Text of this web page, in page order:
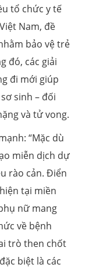
tổ chức y tế
Nam, đề
bảo vệ trẻ
đó, các giải
đi mới giúp
sinh – đối
và tử vong.
“Mặc dù
miễn dịch dự
rào cản. Điển
tại miền
nữ mang
về bệnh
trò then chốt
biệt là các